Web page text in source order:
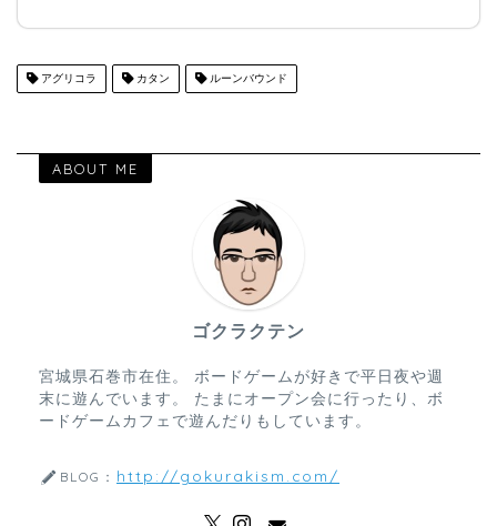
アグリコラ カタン ルーンバウンド
ABOUT ME
ゴクラクテン
宮城県石巻市在住。 ボードゲームが好きで平日夜や週
末に遊んでいます。 たまにオープン会に行ったり、ボ
ードゲームカフェで遊んだりもしています。
BLOG： http://gokurakism.com/